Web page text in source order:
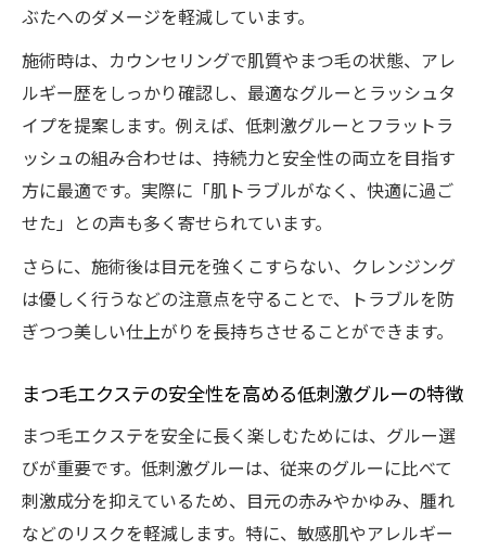
ぶたへのダメージを軽減しています。
施術時は、カウンセリングで肌質やまつ毛の状態、アレ
ルギー歴をしっかり確認し、最適なグルーとラッシュタ
イプを提案します。例えば、低刺激グルーとフラットラ
ッシュの組み合わせは、持続力と安全性の両立を目指す
方に最適です。実際に「肌トラブルがなく、快適に過ご
せた」との声も多く寄せられています。
さらに、施術後は目元を強くこすらない、クレンジング
は優しく行うなどの注意点を守ることで、トラブルを防
ぎつつ美しい仕上がりを長持ちさせることができます。
まつ毛エクステの安全性を高める低刺激グルーの特徴
まつ毛エクステを安全に長く楽しむためには、グルー選
びが重要です。低刺激グルーは、従来のグルーに比べて
刺激成分を抑えているため、目元の赤みやかゆみ、腫れ
などのリスクを軽減します。特に、敏感肌やアレルギー